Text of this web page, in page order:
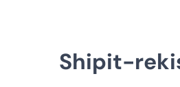
Shipit-